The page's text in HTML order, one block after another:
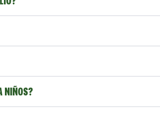
NIÑOS?